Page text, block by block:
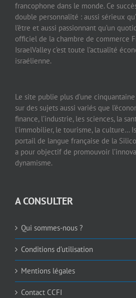
francophone dans le monde. Ce
double personnalité : aussi sérieux
l’être et aussi passionnant qu’un
officiel de la chambre de commerce
IsraelValley c’est toute l’actualité
israélienne.
Le site publie plus d’une
sur des sujets aussi variés que
finance, l’industrie, les sciences, la
l’immobilier, le tourisme, la culture…
portail de langue française de la
a pour objectif de promouvoir
dynamisme.
A CONSULTER
Qui sommes-nous ?
Conditions d’utilisation
Mentions légales
Contact CCFI